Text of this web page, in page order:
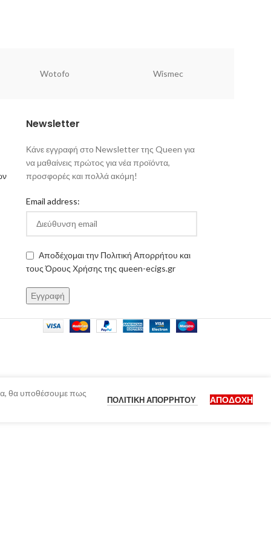
Wotofo Wismec
Newsletter
Κάνε εγγραφή στο Newsletter της Queen για
να μαθαίνεις πρώτος για νέα προϊόντα,
προσφορές και πολλά ακόμη!
Email address:
Αποδέχομαι την Πολιτική Απορρήτου και
τους Όρους Χρήσης της queen-ecigs.gr
θα υποθέσουμε πως
ΠΟΛΙΤΙΚΉ ΑΠΟΡΡΉΤΟΥ ΑΠΟΔΟΧΉ